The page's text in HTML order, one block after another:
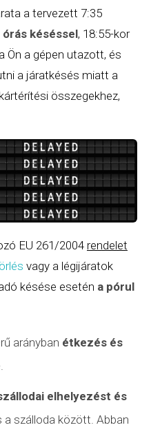
a tervezett 7:35
késéssel, 18:55-kor
Ön a gépen utazott, és
a járatkésés miatt a
összegekhez,
EU 261/2004 rendelet
vagy a légijáratok
késése esetén a pórul
arányban étkezés és
elhelyezést és
a szálloda között. Abban